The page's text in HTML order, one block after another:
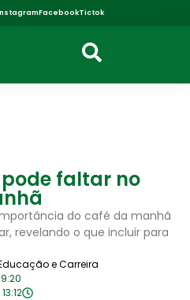
FacebookTictok
faltar no
do café da manhã
revelando o que incluir para
e Carreira